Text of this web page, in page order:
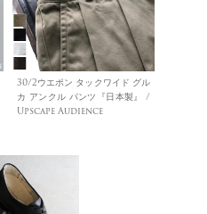
30/2ウエポン タックワイド グル
カ アンクル パンツ『日本製』 /
Upscape Audience